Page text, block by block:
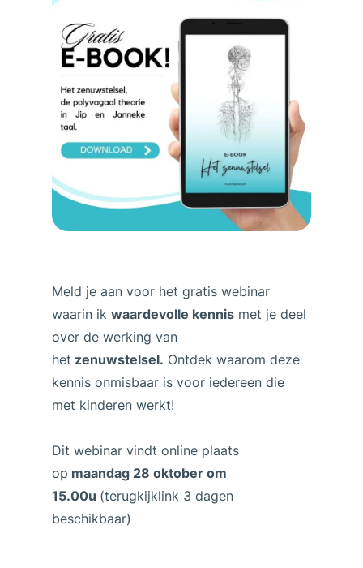
Meld je aan voor het gratis webinar
waarin ik waardevolle kennismet je deel
over de werking van
het zenuwstelsel. Ontdek waarom deze
kennis onmisbaar is voor iedereen die
met kinderen werkt!
Dit webinar vindt online plaats
op maandag 28 oktober om
15.00u (terugkijklink 3 dagen
beschikbaar)